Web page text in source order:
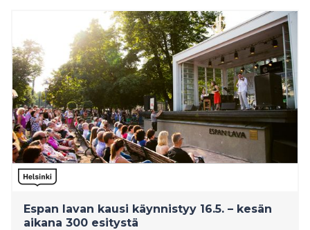
att det finns något fint att njuta av för alla. Eller vad
sägs om exempelvis Johanna Försti, Pelle Miljoona,
Jimi Tenor, Maria Ylipää och Marzi Nyman, Arne
Alligator och Robert Jägerhorn?
Espan lavan kausi käynnistyy 16.5. – kesän
aikana 300 esitystä